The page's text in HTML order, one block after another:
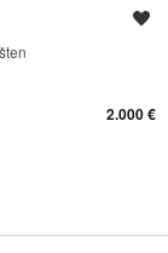
2.000 €